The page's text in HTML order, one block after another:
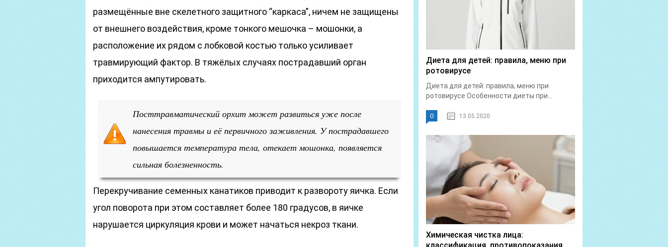
размещённые вне скелетного защитного “каркаса”, ничем не защищены
от внешнего воздействия, кроме тонкого мешочка – мошонки, а
расположение их рядом с лобковой костью только усиливает
травмирующий фактор. В тяжёлых случаях пострадавший орган
приходится ампутировать.
Посттравматический орхит может развиться уже после
нанесения травмы и её первичного заживления. У пострадавшего
повышается температура тела, отекает мошонка, появляется
сильная болезненность.
Перекручивание семенных канатиков приводит к развороту яичка. Если
угол поворота при этом составляет более 180 градусов, в яичке
нарушается циркуляция крови и может начаться некроз ткани.
Диета для детей: правила, меню при
ротовирусе
Диета для детей: правила, меню при
ротовирусе Особенности диеты при...
0 13.05.2020
Химическая чистка лица: